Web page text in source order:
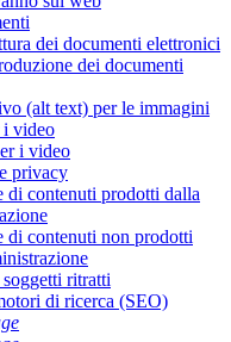
dei documenti elettronici
dei documenti
(alt text) per le immagini
i video
i video
privacy
di contenuti prodotti dalla
di contenuti non prodotti
ritratti
di ricerca (SEO)